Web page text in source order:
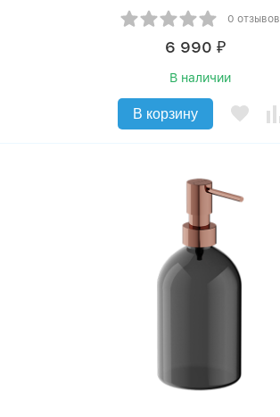
0 отзывов
6 990 ₽
В наличии
В корзину